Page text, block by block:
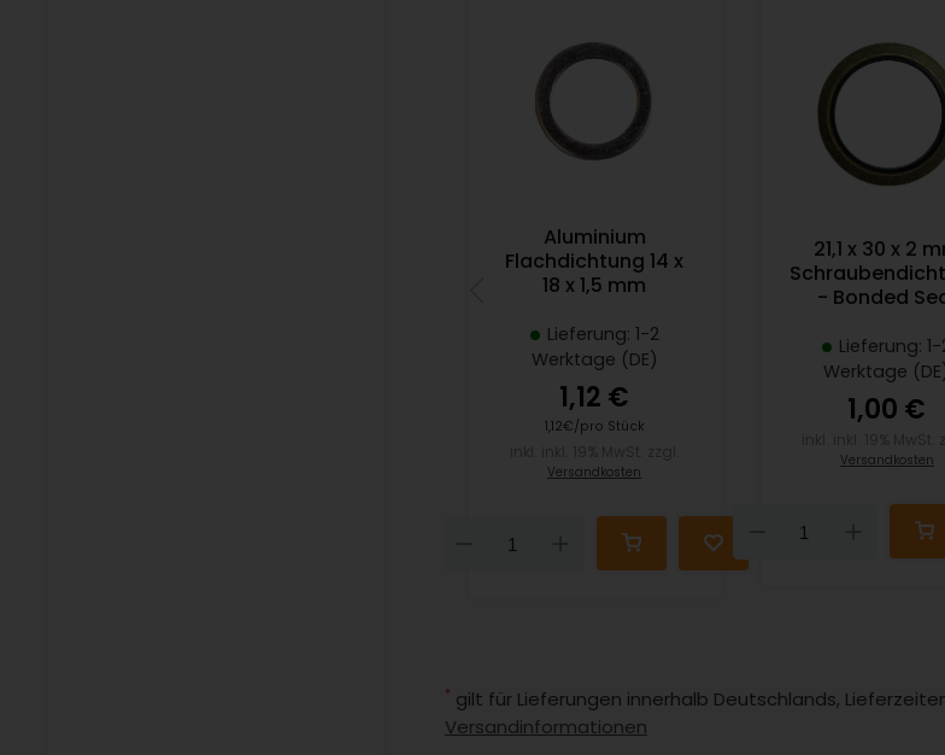
Aluminium
Flachdichtung 14 x
18 x 1,5 mm
Lieferung: 1-2
Werktage (DE)
1,12 €
1,12€/pro Stück
Versandkosten
Down
21,1 x 30 x 2
- Bonded
Lieferung: 1-
Werktage
1,00 €
Versandkosten
Down
* gilt für Lieferungen innerhalb Deutschlands,
Versandinformationen